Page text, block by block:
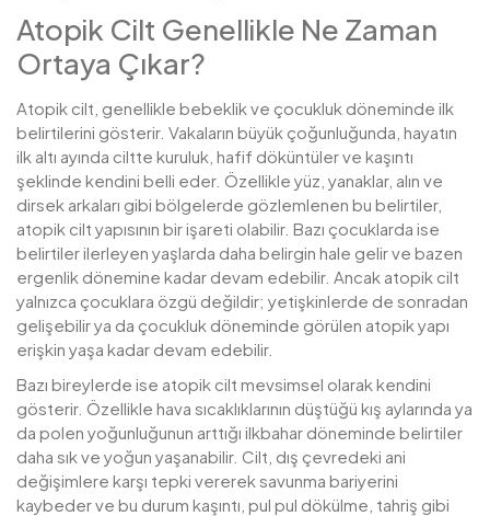
Atopik Cilt Genellikle Ne Zaman
Ortaya Çıkar?
Atopik cilt, genellikle bebeklik ve çocukluk döneminde ilk
belirtilerini gösterir. Vakaların büyük çoğunluğunda, hayatın
ilk altı ayında ciltte kuruluk, hafif döküntüler ve kaşıntı
şeklinde kendini belli eder. Özellikle yüz, yanaklar, alın ve
dirsek arkaları gibi bölgelerde gözlemlenen bu belirtiler,
atopik cilt yapısının bir işareti olabilir. Bazı çocuklarda ise
belirtiler ilerleyen yaşlarda daha belirgin hale gelir ve bazen
ergenlik dönemine kadar devam edebilir. Ancak atopik cilt
yalnızca çocuklara özgü değildir; yetişkinlerde de sonradan
gelişebilir ya da çocukluk döneminde görülen atopik yapı
erişkin yaşa kadar devam edebilir.
Bazı bireylerde ise atopik cilt mevsimsel olarak kendini
gösterir. Özellikle hava sıcaklıklarının düştüğü kış aylarında ya
da polen yoğunluğunun arttığı ilkbahar döneminde belirtiler
daha sık ve yoğun yaşanabilir. Cilt, dış çevredeki ani
değişimlere karşı tepki vererek savunma bariyerini
kaybeder ve bu durum kaşıntı, pul pul dökülme, tahriş gibi